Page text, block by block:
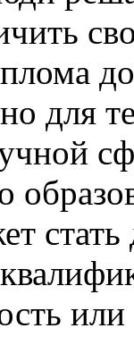
для
или